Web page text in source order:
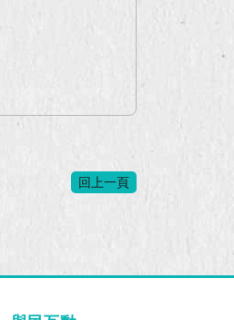
回上一頁